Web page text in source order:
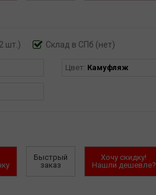
шт.) Склад в СПб (нет)
Цвет: Камуфляж
Быстрый
заказ
Хочу скидку!
Нашли дешевле?